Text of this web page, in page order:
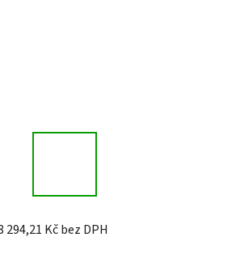
294,21 Kč bez DPH